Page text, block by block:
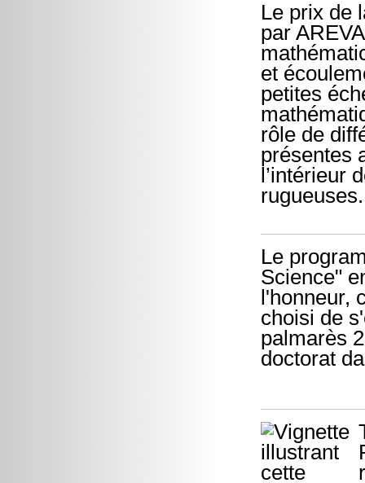
Le prix de
par
et
petites
rôle de
présentes
l’intérieur
rugueuses.
Le
Science"
l'honneur,
choisi de
palmarès
doctorat